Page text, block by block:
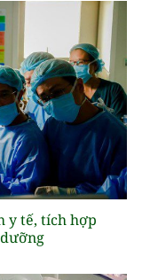
y tế, tích hợp